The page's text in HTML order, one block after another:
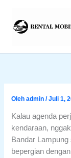
konten
Olehadmin/Juli 1,
Kalau agenda
kendaraan,
Bandar
bepergian